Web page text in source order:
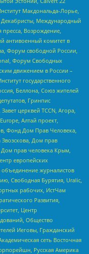
Макдональда-Лорье,
Международный
Возрождение,
антивоенный комитет в
Форум свободной России,
Форум Свободных
движением в России –
государственного
Беллона, Союз жителей
Гринпис
церквей TCCN, Агора,
Алтай проект,
Фонд Дом Прав Человека,
Дом прав
прав человека Крым,
европейских
журналистов
Свободная Бурятия, Uralic,
рабочих, ИстЧам
Развития,
Центр
Общество
Иеговы, Гражданский
сеть Восточная
Русская Америка